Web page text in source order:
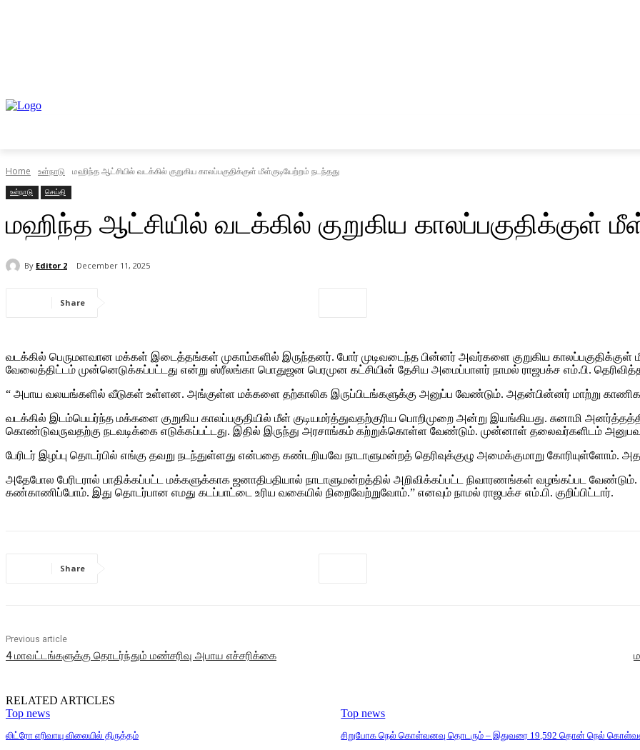
Home உள்நாடு மஹிந்த ஆட்சியில் வடக்கில் குறுகிய காலப்பகுதிக்குள் மீள்குடியேற்றம் நடந்தது
உள்நாடு செய்தி
மஹிந்த ஆட்சியில் வடக்கில் குறுகிய காலப்பகுதிக்குள்
By Editor 2 December 11, 2025
Share
வடக்கில் பெருமளவான மக்கள் இடைத்தங்கள் முகாம்களில் இருந்தனர். போர் முடிவடைந்த பின்னர் அவர்களை குறுகிய காலப்பகுதிக்குள்
வேலைத்திட்டம் முன்னெடுக்கப்பட்டது என்று ஸ்ரீலங்கா பொதுஜன பெரமுன கட்சியின் தேசிய அமைப்பாளர் நாமல் ராஜபக்ச எம்.பி.
“ அபாய வலயங்களில் வீடுகள் உள்ளன. அங்குள்ள மக்களை தற்காலிக இருப்பிடங்களுக்கு அனுப்ப வேண்டும். அதன்பின்னர் மாற்று
வடக்கில் இடம்பெயர்ந்த மக்களை குறுகிய காலப்பகுதியில் மீள் குடியமர்த்துவதற்குரிய பொறிமுறை அன்று இயங்கியது. சுனாமி
கொண்டுவருவதற்கு நடவடிக்கை எடுக்கப்பட்டது. இதில் இருந்து அரசாங்கம் கற்றுக்கொள்ள வேண்டும். முன்னாள் தலைவர்களிடம்
பேரிடர் இழப்பு தொடர்பில் எங்கு தவறு நடந்துள்ளது என்பதை கண்டறியவே நாடாளுமன்றத் தெரிவுக்குழு அமைக்குமாறு கோரியுள்ளோம்.
அதேபோல பேரிடரால் பாதிக்கப்பட்ட மக்களுக்காக ஜனாதிபதியால் நாடாளுமன்றத்தில் அறிவிக்கப்பட்ட நிவாரணங்கள் வழங்கப்பட
கண்காணிப்போம். இது தொடர்பான எமது கடப்பாட்டை உரிய வகையில் நிறைவேற்றுவோம்.” எனவும் நாமல் ராஜபக்ச எம்.பி. குறிப்பிட்டார்.
Share
Previous article
4 மாவட்டங்களுக்கு தொடர்ந்தும் மண்சரிவு அபாய எச்சரிக்கை
RELATED ARTICLES
Top news
லிட்ரோ எரிவாயு விலையில் திருத்தம்
Top news
சிறுபோக நெல் கொள்வனவு தொடரும் – இதுவரை 19,592 தொன் நெல்